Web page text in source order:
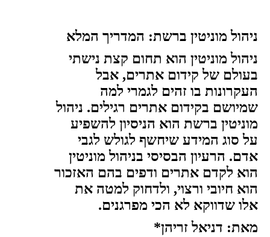
ניהול מוניטין ברשת: המדריך המלא
ניהול מוניטין הוא תחום קצת נישתי
בעולם של קידום אתרים, אבל
העקרונות בו זהים לגמרי למה
שמיושם בקידום אתרים רגילים. ניהול
מוניטין ברשת הוא הניסיון להשפיע
על סוג המידע שיחשף לגולש לגבי
אדם. הרעיון הבסיסי בניהול מוניטין
הוא לקדם אתרים ודפים בהם האזכור
הוא חיובי ורצוי, ולדחוק למטה את
אלו שדווקא לא הכי מפרגנים.
מאת: דניאל זריהן*